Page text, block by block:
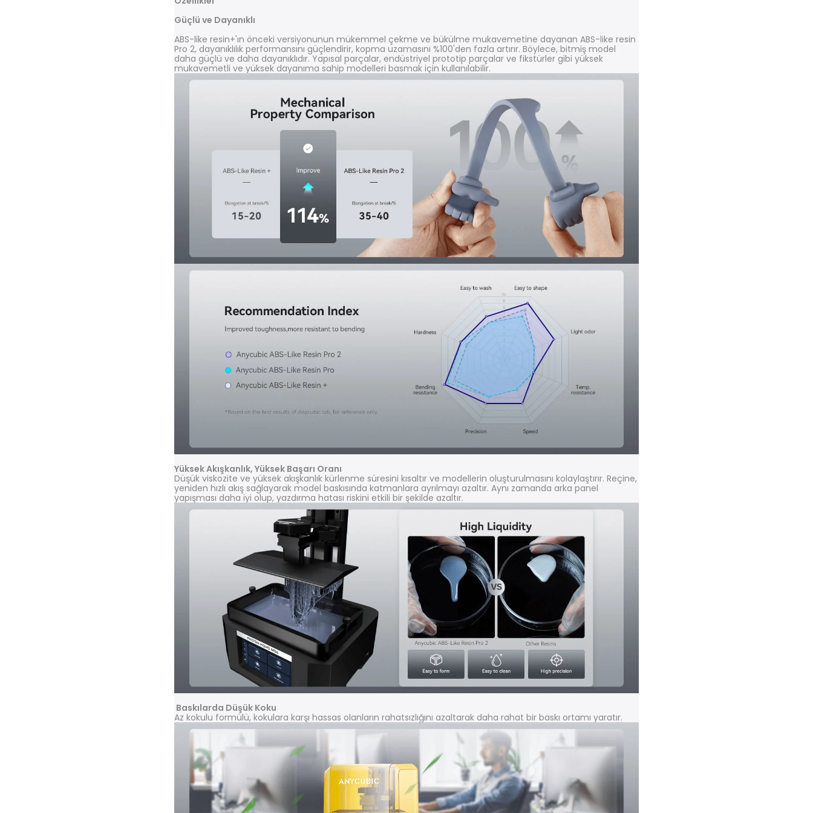
Güçlü ve Dayanıklı
ABS-like resin+'ın önceki versiyonunun mükemmel çekme ve bükülme mukavemetine dayanan ABS-like resin
Pro 2, dayanıklılık performansını güçlendirir, kopma uzamasını %100'den fazla artırır. Böylece, bitmiş model
daha güçlü ve daha dayanıklıdır. Yapısal parçalar, endüstriyel prototip parçalar ve fikstürler gibi yüksek
mukavemetli ve yüksek dayanıma sahip modelleri basmak için kullanılabilir.
Yüksek Akışkanlık, Yüksek Başarı Oranı
Düşük viskozite ve yüksek akışkanlık kürlenme süresini kısaltır ve modellerin oluşturulmasını kolaylaştırır. Reçine,
yeniden hızlı akış sağlayarak model baskısında katmanlara ayrılmayı azaltır. Aynı zamanda arka panel
yapışması daha iyi olup, yazdırma hatası riskini etkili bir şekilde azaltır.
Baskılarda Düşük Koku
Az kokulu formülü, kokulara karşı hassas olanların rahatsızlığını azaltarak daha rahat bir baskı ortamı yaratır.